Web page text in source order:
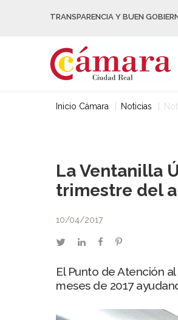
TRANSPARENCIA Y BUEN
Inicio Cámara Noticias
La Ventanilla
trimestre del
10/04/2017
twitterlinkedinfacebookpinterest
El Punto de Atención
meses de 2017